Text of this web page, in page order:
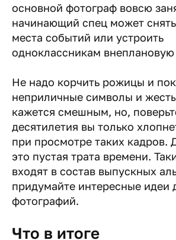
основной фотограф вовсю
начинающий спец может
места событий или устроить
одноклассникам
Не надо корчить рожицы и
неприличные символы и
кажется смешным, но,
десятилетия вы только
при просмотре таких кадров.
это пустая трата времени.
входят в состав выпускных
придумайте интересные идеи
фотографий.
Что в итоге